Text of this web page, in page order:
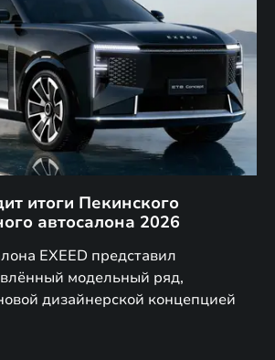
итоги Пекинского
автосалона 2026
EXEED представил
модельный ряд,
дизайнерской концепцией